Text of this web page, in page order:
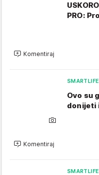
PRO:
Komentiraj
SMARTLIFE
Ovo su
donijeti
Komentiraj
SMARTLIFE